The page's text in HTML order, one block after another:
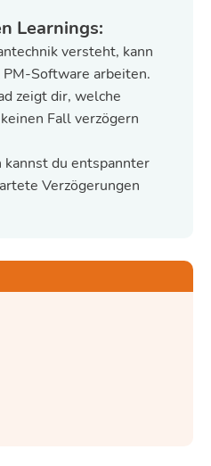
Learnings:
versteht, kann
Software arbeiten.
zeigt dir, welche
Fall verzögern
du entspannter
Verzögerungen